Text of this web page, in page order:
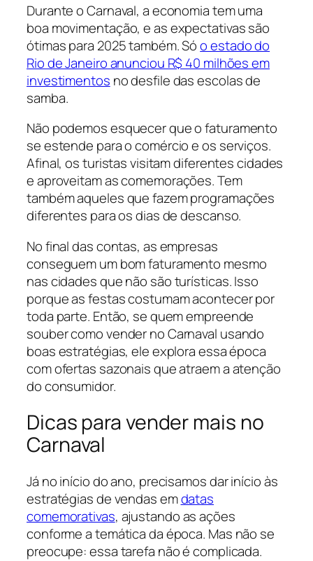
Durante o Carnaval, a economia tem uma
boa movimentação, e as expectativas são
ótimas para 2025 também. Sóo estado do
Rio de Janeiro anunciou R$ 40 milhões em
investimentos no desfile das escolas de
samba.
Não podemos esquecer que o faturamento
se estende para o comércio e os serviços.
Afinal, os turistas visitam diferentes cidades
e aproveitam as comemorações. Tem
também aqueles que fazem programações
diferentes para os dias de descanso.
No final das contas, as empresas
conseguem um bom faturamento mesmo
nas cidades que não são turísticas. Isso
porque as festas costumam acontecer por
toda parte. Então, se quem empreende
souber como vender no Carnaval usando
boas estratégias, ele explora essa época
com ofertas sazonais que atraem a atenção
do consumidor.
Dicas para vender mais no
Carnaval
Já no início do ano, precisamos dar início às
estratégias de vendas emdatas
comemorativas, ajustando as ações
conforme a temática da época. Mas não se
preocupe: essa tarefa não é complicada.